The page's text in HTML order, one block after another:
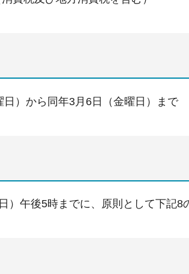
）から同年3月6日（金曜日）まで
）午後5時までに、原則として下記8